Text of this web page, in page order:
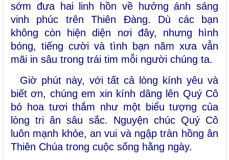
sớm đưa hai linh hồn về hưởng ánh sáng
vinh phúc trên Thiên Đàng. Dù các bạn
không còn hiện diện nơi đây, nhưng hình
bóng, tiếng cười và tình bạn năm xưa vẫn
mãi in sâu trong trái tim mỗi người chúng ta.
Giờ phút này, với tất cả lòng kính yêu và
biết ơn, chúng em xin kính dâng lên Quý Cô
bó hoa tươi thắm như một biểu tượng của
lòng tri ân sâu sắc. Nguyện chúc Quý Cô
luôn mạnh khỏe, an vui và ngập tràn hồng ân
Thiên Chúa trong cuộc sống hằng ngày.